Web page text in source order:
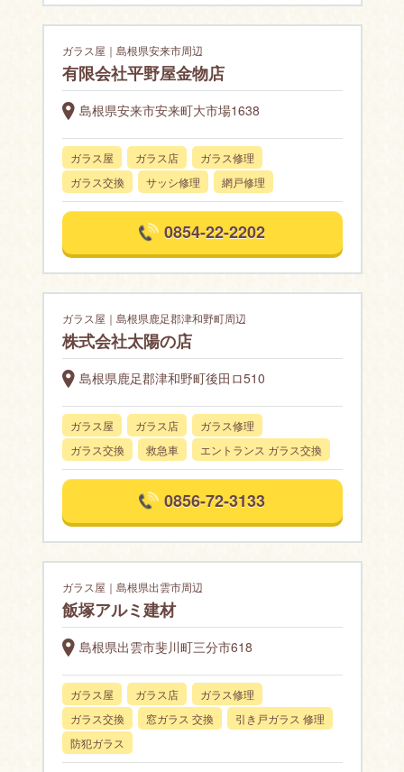
ガラス屋｜島根県安来市周辺
有限会社平野屋金物店
島根県安来市安来町大市場1638
ガラス屋 ガラス店
ガラス修理
ガラス交換
サッシ修理 網戸修理
0854-22-2202
ガラス屋｜島根県鹿足郡津和野町周辺
株式会社太陽の店
島根県鹿足郡津和野町後田ロ510
ガラス屋 ガラス店
ガラス修理
ガラス交換
救急車 エントランス ガラス交換
0856-72-3133
ガラス屋｜島根県出雲市周辺
飯塚アルミ建材
島根県出雲市斐川町三分市618
ガラス屋 ガラス店
ガラス修理
ガラス交換
窓ガラス 交換
引き戸ガラス 修理
防犯ガラス